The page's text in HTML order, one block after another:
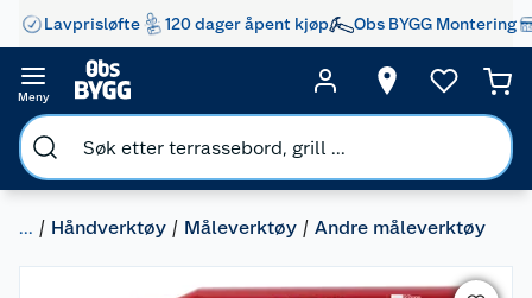
Lavprisløfte 120 dager åpent kjøp Obs BYGG Montering
Meny
... Håndverktøy Måleverktøy Andre måleverktøy